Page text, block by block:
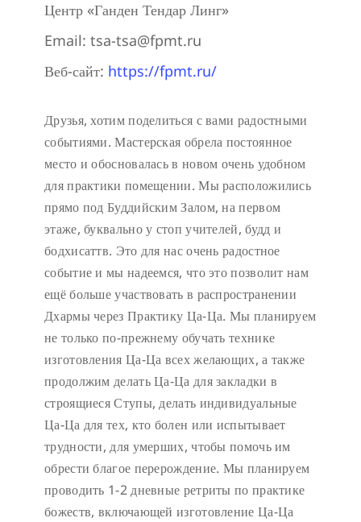
Центр «Ганден Тендар Линг»
Email: tsa-tsa@fpmt.ru
Веб-сайт: https://fpmt.ru/
Друзья, хотим поделиться с вами радостными
событиями. Мастерская обрела постоянное
место и обосновалась в новом очень удобном
для практики помещении. Мы расположились
прямо под Буддийским Залом, на первом
этаже, буквально у стоп учителей, будд и
бодхисаттв. Это для нас очень радостное
событие и мы надеемся, что это позволит нам
ещё больше участвовать в распространении
Дхармы через Практику Ца-Ца. Мы планируем
не только по-прежнему обучать технике
изготовления Ца-Ца всех желающих, а также
продолжим делать Ца-Ца для закладки в
строящиеся Ступы, делать индивидуальные
Ца-Ца для тех, кто болен или испытывает
трудности, для умерших, чтобы помочь им
обрести благое перерождение. Мы планируем
проводить 1-2 дневные ретриты по практике
божеств, включающей изготовление Ца-Ца